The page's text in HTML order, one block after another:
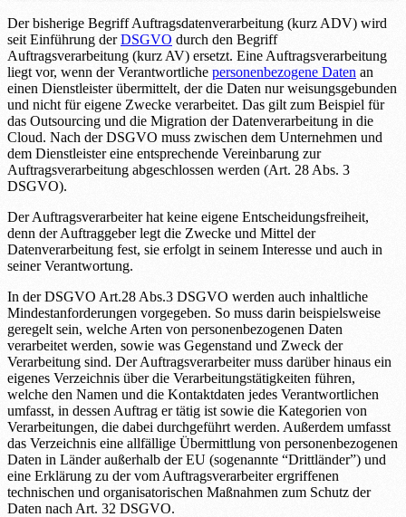
Der bisherige Begriff Auftragsdatenverarbeitung (kurz ADV) wird
seit Einführung derDSGVO durch den Begriff
Auftragsverarbeitung (kurz AV) ersetzt. Eine Auftragsverarbeitung
liegt vor, wenn der Verantwortliche personenbezogene Daten an
einen Dienstleister übermittelt, der die Daten nur weisungsgebunden
und nicht für eigene Zwecke verarbeitet. Das gilt zum Beispiel für
das Outsourcing und die Migration der Datenverarbeitung in die
Cloud. Nach der DSGVO muss zwischen dem Unternehmen und
dem Dienstleister eine entsprechende Vereinbarung zur
Auftragsverarbeitung abgeschlossen werden (Art. 28 Abs. 3
DSGVO).
Der Auftragsverarbeiter hat keine eigene Entscheidungsfreiheit,
denn der Auftraggeber legt die Zwecke und Mittel der
Datenverarbeitung fest, sie erfolgt in seinem Interesse und auch in
seiner Verantwortung.
In der DSGVO Art.28 Abs.3 DSGVO werden auch inhaltliche
Mindestanforderungen vorgegeben. So muss darin beispielsweise
geregelt sein, welche Arten von personenbezogenen Daten
verarbeitet werden, sowie was Gegenstand und Zweck der
Verarbeitung sind. Der Auftragsverarbeiter muss darüber hinaus ein
eigenes Verzeichnis über die Verarbeitungstätigkeiten führen,
welche den Namen und die Kontaktdaten jedes Verantwortlichen
umfasst, in dessen Auftrag er tätig ist sowie die Kategorien von
Verarbeitungen, die dabei durchgeführt werden. Außerdem umfasst
das Verzeichnis eine allfällige Übermittlung von personenbezogenen
Daten in Länder außerhalb der EU (sogenannte “Drittländer”) und
eine Erklärung zu der vom Auftragsverarbeiter ergriffenen
technischen und organisatorischen Maßnahmen zum Schutz der
Daten nach Art. 32 DSGVO.